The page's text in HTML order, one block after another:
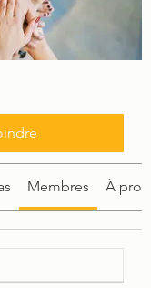
Membres À